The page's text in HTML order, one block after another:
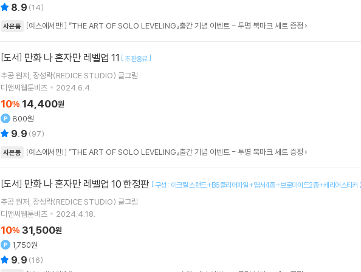
8.9 (14)
사은품 [예스에서만!] 『THE ART OF SOLO LEVELING』출간 기념 이벤트 - 투명 북마크 세트 증정
[도서] 만화 나 혼자만 레벨업 11 [ 초판종료 ]
추공원저 장성락(REDICE STUDIO) 글그림
디앤씨웹툰비즈
2024.6.4.
10% 14,400원
800원
9.9 (97)
사은품 [예스에서만!] 『THE ART OF SOLO LEVELING』출간 기념 이벤트 - 투명 북마크 세트 증정
[도서] 만화 나 혼자만 레벨업 10 한정판 [구성 : 아크릴 스탠드+B6클리어파일+엽서4종+브로마이드2종+캐리어스티커
추공원저 장성락(REDICE STUDIO) 글그림
디앤씨웹툰비즈
2024.4.18.
10% 31,500원
1,750원
9.9 (16)